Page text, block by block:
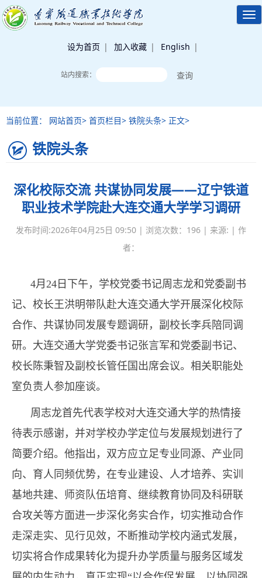
设为首页 | 加入收藏 | English |
站内搜索：
当前位置： 网站首页> 首页栏目> 铁院头条> 正文>
铁院头条
深化校际交流 共谋协同发展——辽宁铁道
职业技术学院赴大连交通大学学习调研
发布时间:2026年04月25日 09:50 | 浏览次数： 196 | 来源: | 作
者：
4月24日下午，学校党委书记周志龙和党委副书
记、校长王洪明带队赴大连交通大学开展深化校际
合作、共谋协同发展专题调研，副校长李兵陪同调
研。大连交通大学党委书记张言军和党委副书记、
校长陈秉智及副校长管任国出席会议。相关职能处
室负责人参加座谈。
周志龙首先代表学校对大连交通大学的热情接
待表示感谢，并对学校办学定位与发展规划进行了
简要介绍。他指出，双方应立足专业同源、产业同
向、育人同频优势，在专业建设、人才培养、实训
基地共建、师资队伍培育、继续教育协同及科研联
合攻关等方面进一步深化务实合作，切实推动合作
走深走实、见行见效，不断推动学校内涵式发展，
切实将合作成果转化为提升办学质量与服务区域发